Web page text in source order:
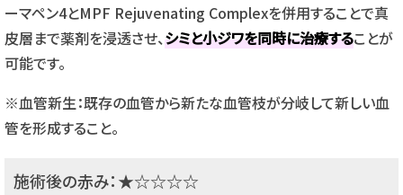
ーマペン4とMPF Rejuvenating Complexを併用することで真
皮層まで薬剤を浸透させ、シミと小ジワを同時に治療することが
可能です。
※血管新生：既存の血管から新たな血管枝が分岐して新しい血
管を形成すること。
施術後の赤み：★☆☆☆☆